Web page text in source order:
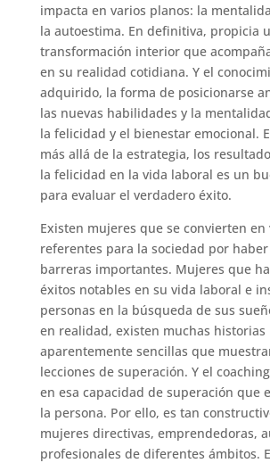
impacta en varios planos: la
la autoestima. En definitiva, propicia
transformación interior que
en su realidad cotidiana. Y el
adquirido, la forma de posicionarse
las nuevas habilidades y la
la felicidad y el bienestar emocional.
más allá de la estrategia, los
la felicidad en la vida laboral es un
para evaluar el verdadero éxito.
Existen mujeres que se convierten en
referentes para la sociedad por
barreras importantes. Mujeres que
éxitos notables en su vida laboral e
personas en la búsqueda de sus
en realidad, existen muchas historias
aparentemente sencillas que
lecciones de superación. Y el
en esa capacidad de superación que
la persona. Por ello, es tan
mujeres directivas, emprendedoras,
profesionales de diferentes ámbitos.